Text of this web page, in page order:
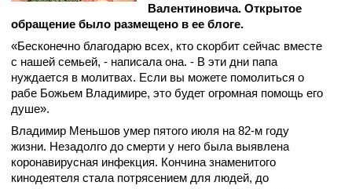
Валентиновича. Открытое
обращение было размещено в ее блоге.
«Бесконечно благодарю всех, кто скорбит сейчас вместе
с нашей семьей, - написала она. - В эти дни папа
нуждается в молитвах. Если вы можете помолиться о
рабе Божьем Владимире, это будет огромная помощь его
душе».
Владимир Меньшов умер пятого июля на 82-м году
жизни. Незадолго до смерти у него была выявлена
коронавирусная инфекция. Кончина знаменитого
кинодеятеля стала потрясением для людей, до